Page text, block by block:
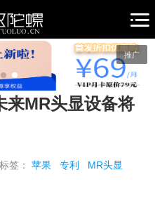
推广
来MR头显设备将
签：苹果 专利 MR头显